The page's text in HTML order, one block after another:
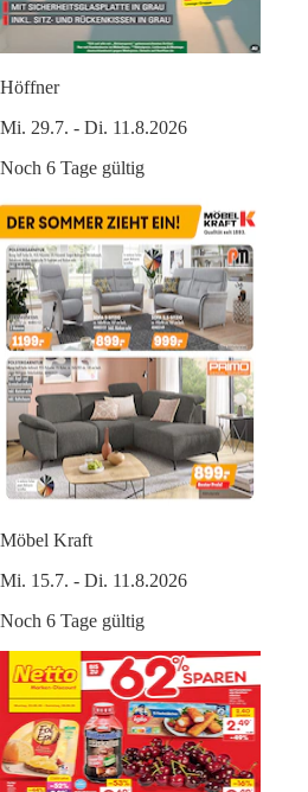
Höffner
Mi. 29.7. - Di. 11.8.2026
Noch 6 Tage gültig
Möbel Kraft
Mi. 15.7. - Di. 11.8.2026
Noch 6 Tage gültig